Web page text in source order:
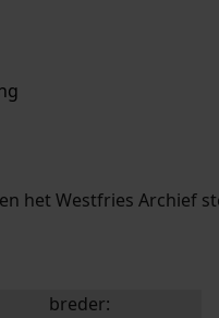
aantal zoektips.
aantal zoektips.
het Westfries Archief
uw zoekopdracht te
breder: